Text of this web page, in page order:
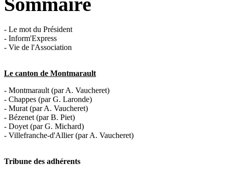
- Le mot du Président
- Inform'Express
- Vie de l'Association
Le canton de Montmarault
- Montmarault (par A. Vaucheret)
- Chappes (par G. Laronde)
- Murat (par A. Vaucheret)
- Bézenet (par B. Piet)
- Doyet (par G. Michard)
- Villefranche-d'Allier (par A. Vaucheret)
Tribune des adhérents